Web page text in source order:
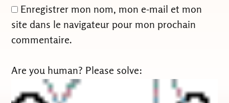
Enregistrer mon nom, mon e-mail et mon
site dans le navigateur pour mon prochain
commentaire.
Are you human? Please solve: